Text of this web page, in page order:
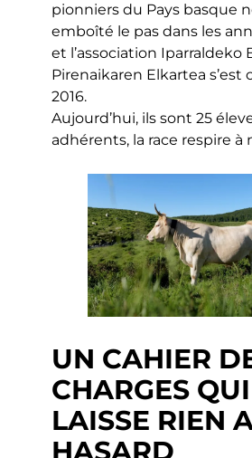
pionniers du Pays basque
emboîté le pas dans les
et l’association Iparraldeko
Pirenaikaren Elkartea s’est
2016.
Aujourd’hui, ils sont 25
adhérents, la race respire à
UN CAHIER
CHARGES
LAISSE RIEN